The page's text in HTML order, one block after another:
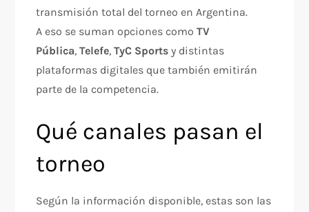
transmisión total del torneo en Argentina.
A eso se suman opciones comoTV
Pública,Telefe,TyC Sports y distintas
plataformas digitales que también emitirán
parte de la competencia.
Qué canales pasan el
torneo
Según la información disponible, estas son las